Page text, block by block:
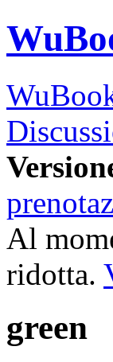
Al
ridotta.
green